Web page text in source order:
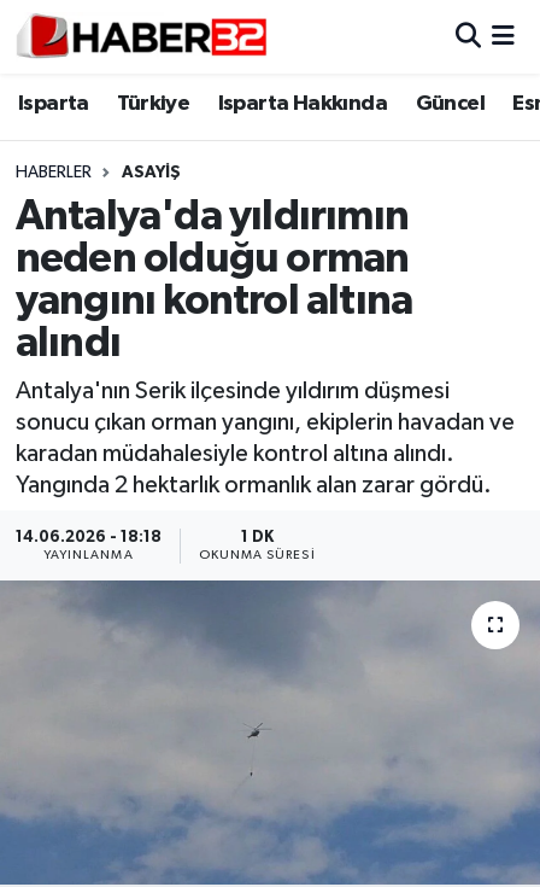
Isparta Türkiye Isparta Hakkında Güncel
HABERLER ASAYİŞ
Antalya'da yıldırımın
neden olduğu orman
yangını kontrol altına
alındı
Antalya'nın Serik ilçesinde yıldırım düşmesi
sonucu çıkan orman yangını, ekiplerin havadan ve
karadan müdahalesiyle kontrol altına alındı.
Yangında 2 hektarlık ormanlık alan zarar gördü.
14.06.2026 - 18:18
YAYINLANMA
1 DK
OKUNMA SÜRESI
Isparta
Esnaf Diyor ki;
ASAYİŞ
BİLİM VE TEKNOLOJİ
EĞİTİM
GENEL
HABERDE İNSAN
Oyun
Isparta Nöbetçi Eczaneler
Isparta Trafik Yoğunluk Haritası
Süper Lig Puan Durumu ve Fikstür
Tüm Manşetler
Son Dakika Haberleri
Haber Arşivi